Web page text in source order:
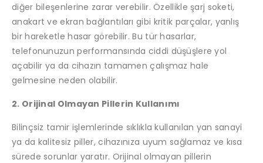
diğer bileşenlerine zarar verebilir. Özellikle şarj soketi,
anakart ve ekran bağlantıları gibi kritik parçalar, yanlış
bir hareketle hasar görebilir. Bu tür hasarlar,
telefonunuzun performansında ciddi düşüşlere yol
açabilir ya da cihazın tamamen çalışmaz hale
gelmesine neden olabilir.
2. Orijinal Olmayan Pillerin Kullanımı
Bilinçsiz tamir işlemlerinde sıklıkla kullanılan yan sanayi
ya da kalitesiz piller, cihazınıza uyum sağlamaz ve kısa
sürede sorunlar yaratır. Orijinal olmayan pillerin